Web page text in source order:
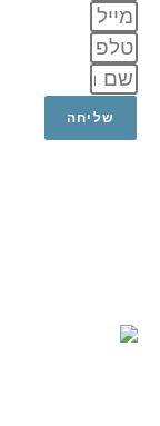
שליחה